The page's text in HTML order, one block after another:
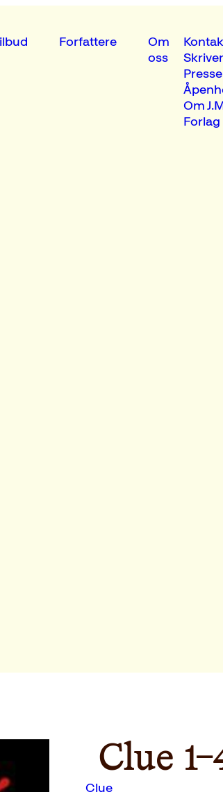
Forfattere
Om
oss
Presse
Om
Forlag
Clue 1-
Clue